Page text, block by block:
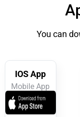
You can
IOS App
Mobile App